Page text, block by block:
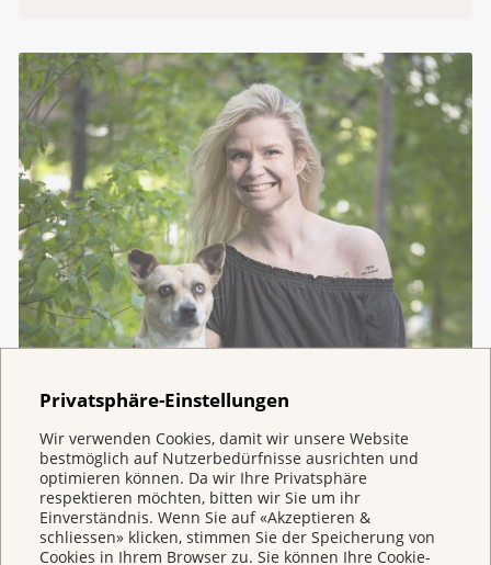
Privatsphäre-Einstellungen
Wir verwenden Cookies, damit wir unsere Website
bestmöglich auf Nutzerbedürfnisse ausrichten und
optimieren können. Da wir Ihre Privatsphäre
respektieren möchten, bitten wir Sie um ihr
Einverständnis. Wenn Sie auf «Akzeptieren &
schliessen» klicken, stimmen Sie der Speicherung von
Cookies in Ihrem Browser zu. Sie können Ihre Cookie-
Zwischen Wut und Dankbarkeit
Ein Sonntag, ein Zufallsfund und plötzlich ist
nichts mehr wie vorher. Mara bekommt mit 25
die Diagnose Lymphdrüsenkrebs. Dann folgt ein